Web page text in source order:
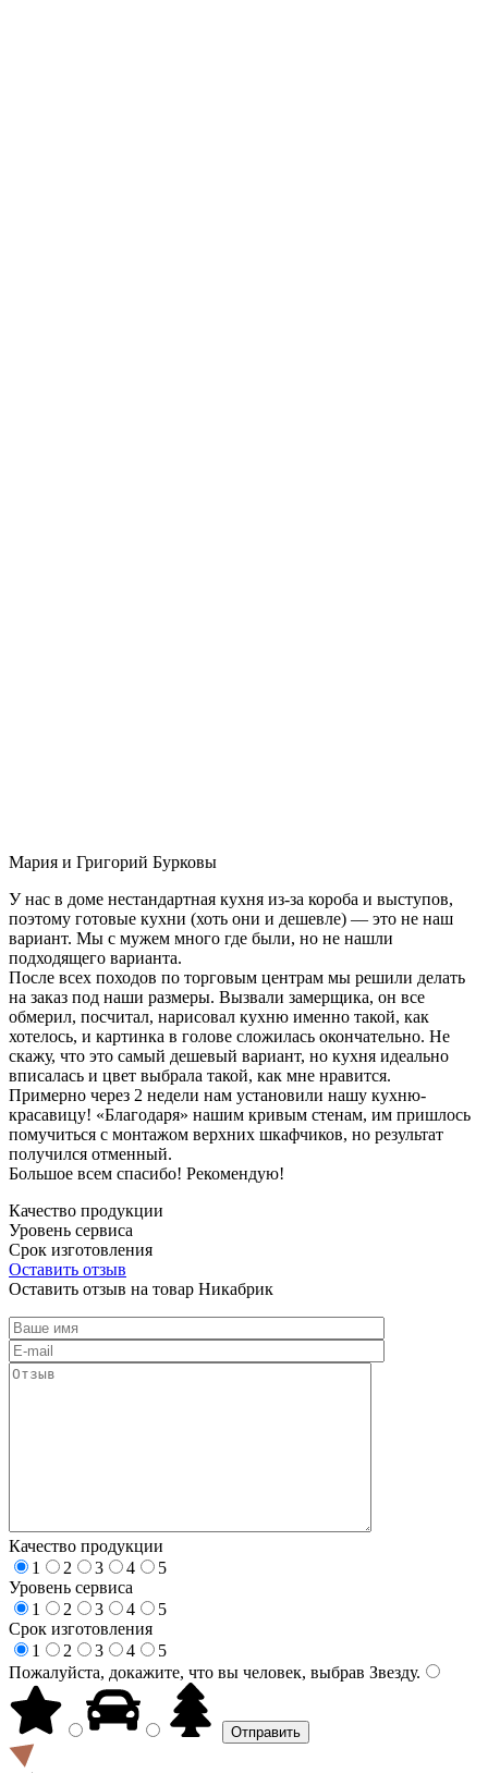
Мария и Григорий Бурковы
У нас в доме нестандартная кухня из-за короба и выступов,
поэтому готовые кухни (хоть они и дешевле) — это не наш
вариант. Мы с мужем много где были, но не нашли
подходящего варианта.
После всех походов по торговым центрам мы решили делать
на заказ под наши размеры. Вызвали замерщика, он все
обмерил, посчитал, нарисовал кухню именно такой, как
хотелось, и картинка в голове сложилась окончательно. Не
скажу, что это самый дешевый вариант, но кухня идеально
вписалась и цвет выбрала такой, как мне нравится.
Примерно через 2 недели нам установили нашу кухню-
красавицу! «Благодаря» нашим кривым стенам, им пришлось
помучиться с монтажом верхних шкафчиков, но результат
получился отменный.
Большое всем спасибо! Рекомендую!
Качество продукции
Уровень сервиса
Срок изготовления
Оставить отзыв
Оставить отзыв на товар Никабрик
Качество продукции
1
2 3 4
5
Уровень сервиса
1
2 3 4
5
Срок изготовления
1
2 3 4
5
Пожалуйста, докажите, что вы человек, выбрав Звезду.